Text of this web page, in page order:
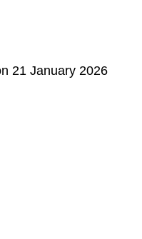
21 January 2026